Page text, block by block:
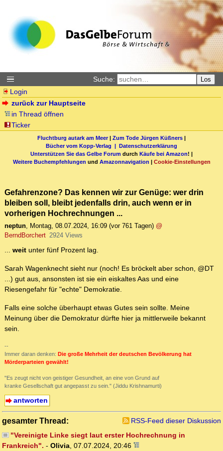
Suche: Los
Login
zurück zur Hauptseite
in Thread öffnen
Ticker
Fluchtburg autark am Meer| Zum Tode Jürgen Küßners |
Bücher vom Kopp-Verlag | Datenschutzerklärung
Unterstützen Sie das Gelbe Forum durch Käufe bei Amazon! |
Weitere Buchempfehlungen und Amazonnavigation | Cookie-Einstellungen
Gefahrenzone? Das kennen wir zur Genüge: wer drin
bleiben soll, bleibt jedenfalls drin, auch wenn er in
vorherigen Hochrechnungen ...
neptun, Montag, 08.07.2024, 16:09 (vor 761 Tagen) @
BerndBorchert 2924 Views
... weit unter fünf Prozent lag.
Sarah Wagenknecht sieht nur (noch! Es bröckelt aber schon, @DT
...) gut aus, ansonsten ist sie ein eiskaltes Aas und eine
Riesengefahr für "echte" Demokratie.
Falls eine solche überhaupt etwas Gutes sein sollte. Meine
Meinung über die Demokratur dürfte hier ja mittlerweile bekannt
sein.
--
Immer daran denken: Die große Mehrheit der deutschen Bevölkerung hat
Mörderparteien gewählt!
"Es zeugt nicht von geistiger Gesundheit, an eine von Grund auf
kranke Gesellschaft gut angepasst zu sein." (Jiddu Krishnamurti)
antworten
gesamter Thread:
RSS-Feed dieser Diskussion
"Vereinigte Linke siegt laut erster Hochrechnung in
Frankreich". - Olivia, 07.07.2024, 20:46